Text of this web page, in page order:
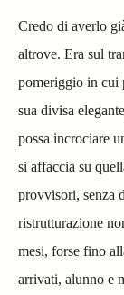
Credo di averlo
altrove. Era sul
pomeriggio in cui
sua divisa
possa incrociare
si affaccia su
provvisori, senza
ristrutturazione
mesi, forse fino
arrivati, alunno e